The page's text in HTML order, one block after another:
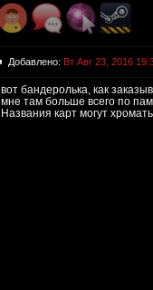
Добавлено: Вт Авг 23, 2016
вот бандеролька, как
мне там больше всего по
Названия карт могут